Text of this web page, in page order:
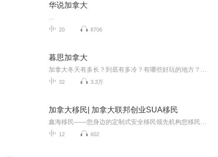
华说加拿大
20 8706
暮思加拿大
32 3.3万
加拿大移民| 加拿大联邦创业SUA移民
12 602